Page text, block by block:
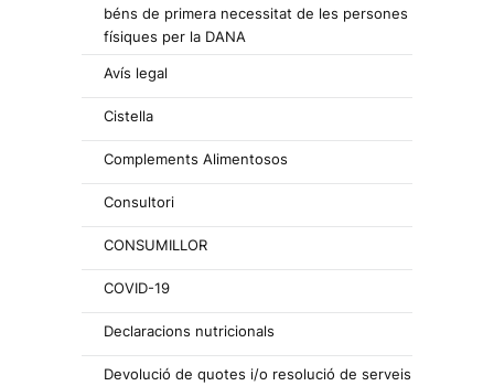
béns de primera necessitat de les persones
físiques per la DANA
Avís legal
Cistella
Complements Alimentosos
Consultori
CONSUMILLOR
COVID-19
Declaracions nutricionals
Devolució de quotes i/o resolució de serveis